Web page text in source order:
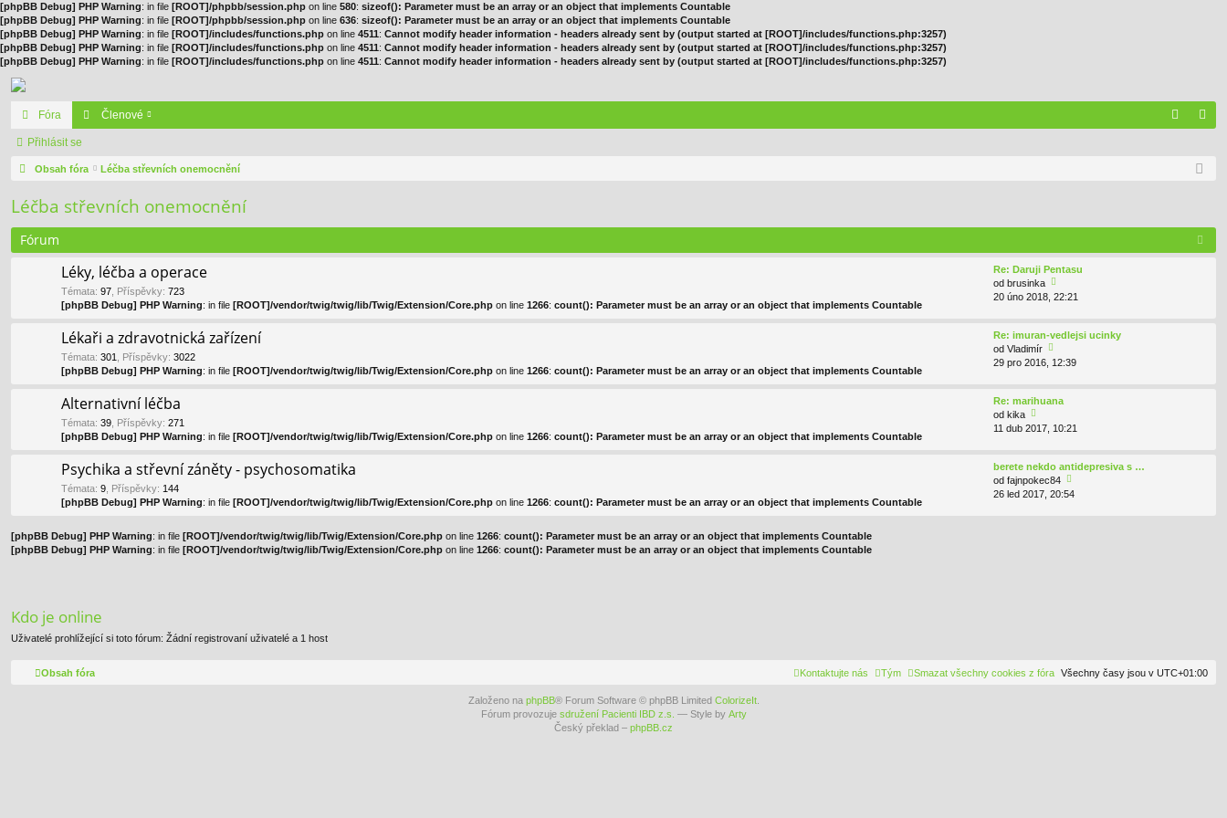
[phpBB Debug] PHP Warning: in file [ROOT]/phpbb/session.php on line 580: sizeof(): Parameter must be an array or an object that implements Countable
[phpBB Debug] PHP Warning: in file [ROOT]/phpbb/session.php on line 636: sizeof(): Parameter must be an array or an object that implements Countable
[phpBB Debug] PHP Warning: in file [ROOT]/includes/functions.php on line 4511: Cannot modify header information - headers already sent by (output started at [ROOT]/includes/functions.php:3257)
[phpBB Debug] PHP Warning: in file [ROOT]/includes/functions.php on line 4511: Cannot modify header information - headers already sent by (output started at [ROOT]/includes/functions.php:3257)
[phpBB Debug] PHP Warning: in file [ROOT]/includes/functions.php on line 4511: Cannot modify header information - headers already sent by (output started at [ROOT]/includes/functions.php:3257)
Fóra Členové
lá
se
Přihlásit se
Obsah fóra Léčba střevních onemocnění
Léčba střevních onemocnění
Fórum
Léky, léčba a operace
Témata: 97 Příspěvky: 723
[phpBB Debug] PHP Warning: in file [ROOT]/vendor/twig/twig/lib/Twig/Extension/Core.php on line 1266: count(): Parameter must be an array or an object that implements Countable
Re: Daruji Pentasu
od brusinka
o
zit
p
o
d
př
p
ě
v
20 úno 2018, 22:21
Lékaři a zdravotnická zařízení
Témata: 301 Příspěvky: 3022
[phpBB Debug] PHP Warning: in file [ROOT]/vendor/twig/twig/lib/Twig/Extension/Core.php on line 1266: count(): Parameter must be an array or an object that implements Countable
Re: imuran-vedlejsi ucinky
od Vladimír
o
zit
o
d
ní
př
29 pro 2016, 12:39
Alternativní léčba
Témata: 39 Příspěvky: 271
[phpBB Debug] PHP Warning: in file [ROOT]/vendor/twig/twig/lib/Twig/Extension/Core.php on line 1266: count(): Parameter must be an array or an object that implements Countable
Re: marihuana
od kika
o
zit
p
o
11 dub 2017, 10:21
Psychika a střevní záněty - psychosomatika
Témata: 9 Příspěvky: 144
[phpBB Debug] PHP Warning: in file [ROOT]/vendor/twig/twig/lib/Twig/Extension/Core.php on line 1266: count(): Parameter must be an array or an object that implements Countable
berete nekdo antidepresiva s …
od fajnpokec84
o
ě
26 led 2017, 20:54
[phpBB Debug] PHP Warning: in file [ROOT]/vendor/twig/twig/lib/Twig/Extension/Core.php on line 1266: count(): Parameter must be an array or an object that implements Countable
[phpBB Debug] PHP Warning: in file [ROOT]/vendor/twig/twig/lib/Twig/Extension/Core.php on line 1266: count(): Parameter must be an array or an object that implements Countable
Kdo je online
Uživatelé prohlížející si toto fórum: Žádní registrovaní uživatelé a 1 host
Obsah fóra Všechny časy jsou v UTC+01:00
Smazat všechny cookies z fóra
Tým
Kontaktujte nás
Založeno na phpBB® Forum Software © phpBB Limited ColorizeIt.
Fórum provozuje sdružení Pacienti IBD z.s. — Style by Arty
Český překlad – phpBB.cz